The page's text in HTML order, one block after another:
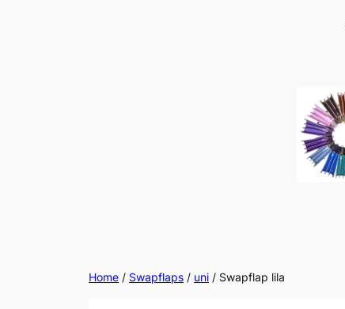
Home / Swapflaps / uni / Swapflap lila